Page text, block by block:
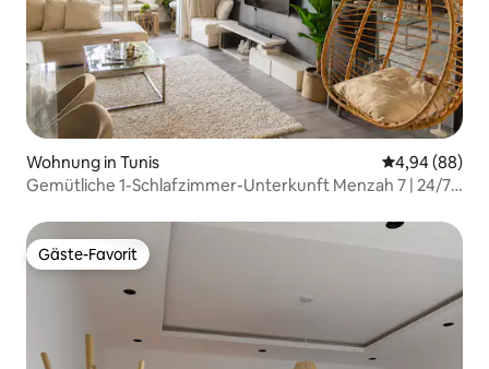
Wohnung in Tunis
4,94 (88)
Gemütliche 1-Schlafzimmer-Unterkunft Menzah 7 | 24/7
Gäste-Favorit
Gäste-Favorit